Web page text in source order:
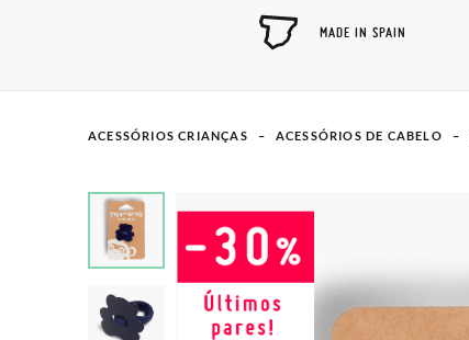
MADE IN SPAIN
ACESSÓRIOS CRIANÇAS ACESSÓRIOS DE CABELO